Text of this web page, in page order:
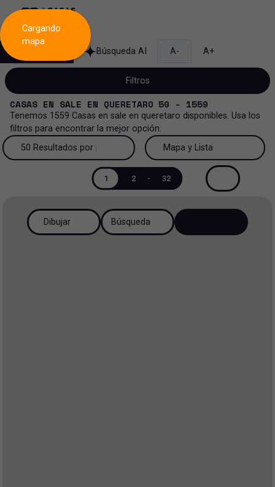
Búsqueda AI A- A+
Filtros
Venta
Venta
Casa loft
CASAS EN SALE EN QUERETARO 50 - 1559
Tenemos 1559 Casas en sale en queretaro disponibles. Usa los
filtros para encontrar la mejor opción.
50 Resultados por página
200 Resultados por página
50 Resultados por página
Mapa y Lista
Ver lista
Mapa y Lista
1 2 - 32
Cargando
mapa
Dibujar Búsqueda